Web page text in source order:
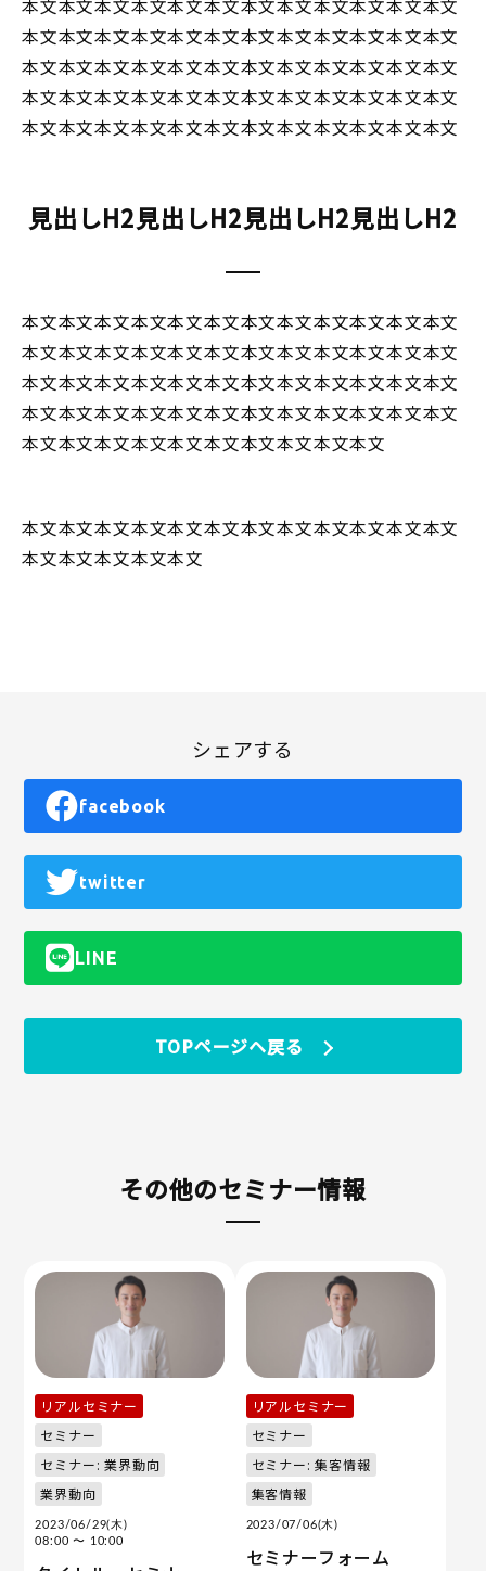
本文本文本文本文本文本文本文本文本文本文本文本文
本文本文本文本文本文本文本文本文本文本文本文本文
本文本文本文本文本文本文本文本文本文本文本文本文
本文本文本文本文本文本文本文本文本文本文本文本文
本文本文本文本文本文本文本文本文本文本文本文本文
見出しH2見出しH2見出しH2見出しH2
本文本文本文本文本文本文本文本文本文本文本文本文
本文本文本文本文本文本文本文本文本文本文本文本文
本文本文本文本文本文本文本文本文本文本文本文本文
本文本文本文本文本文本文本文本文本文本文本文本文
本文本文本文本文本文本文本文本文本文本文
本文本文本文本文本文本文本文本文本文本文本文本文
本文本文本文本文本文
シェアする
facebook
twitter
LINE
TOPページヘ戻る
その他のセミナー情報
リアルセミナー
セミナー
セミナー: 業界動向
業界動向
2023/06/29(木)
08:00〜 10:00
リアルセミナー
セミナー
セミナー: 集客情報
集客情報
2023/07/06(木)
セミナーフォーム